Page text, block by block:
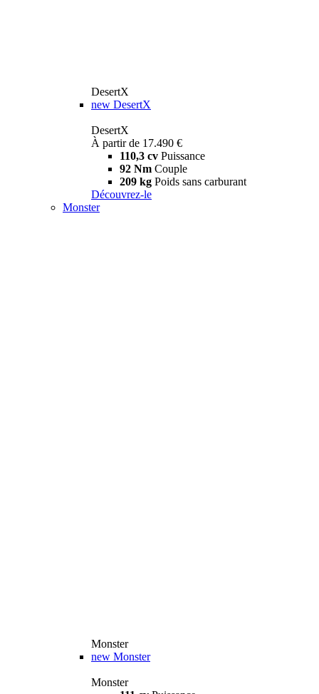
DesertX
new DesertX
DesertX
À partir de 17.490 €
110,3 cv Puissance
92 Nm Couple
209 kg Poids sans carburant
Découvrez-le
Monster
Monster
new Monster
Monster